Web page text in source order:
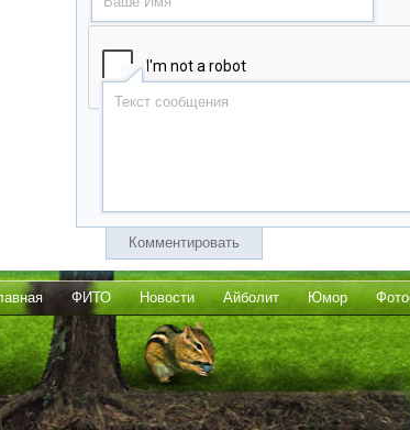
Комментировать
ФИТО Новости Айболит Юмор